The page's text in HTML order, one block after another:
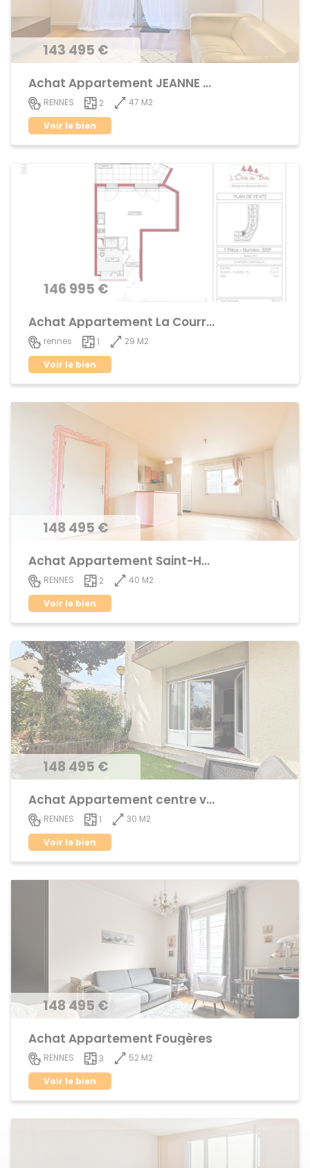
143 495 €
Achat Appartement JEANNE d'ARC - BEAULIEU
RENNES 2
47 M2
Voir le bien
146 995 €
Achat Appartement La Courrouze
rennes 1
29 M2
Voir le bien
148 495 €
Achat Appartement Saint-Helier
RENNES 2
40 M2
Voir le bien
148 495 €
Achat Appartement centre ville
RENNES 1
30 M2
Voir le bien
148 495 €
Achat Appartement Fougères
RENNES 3
52 M2
Voir le bien